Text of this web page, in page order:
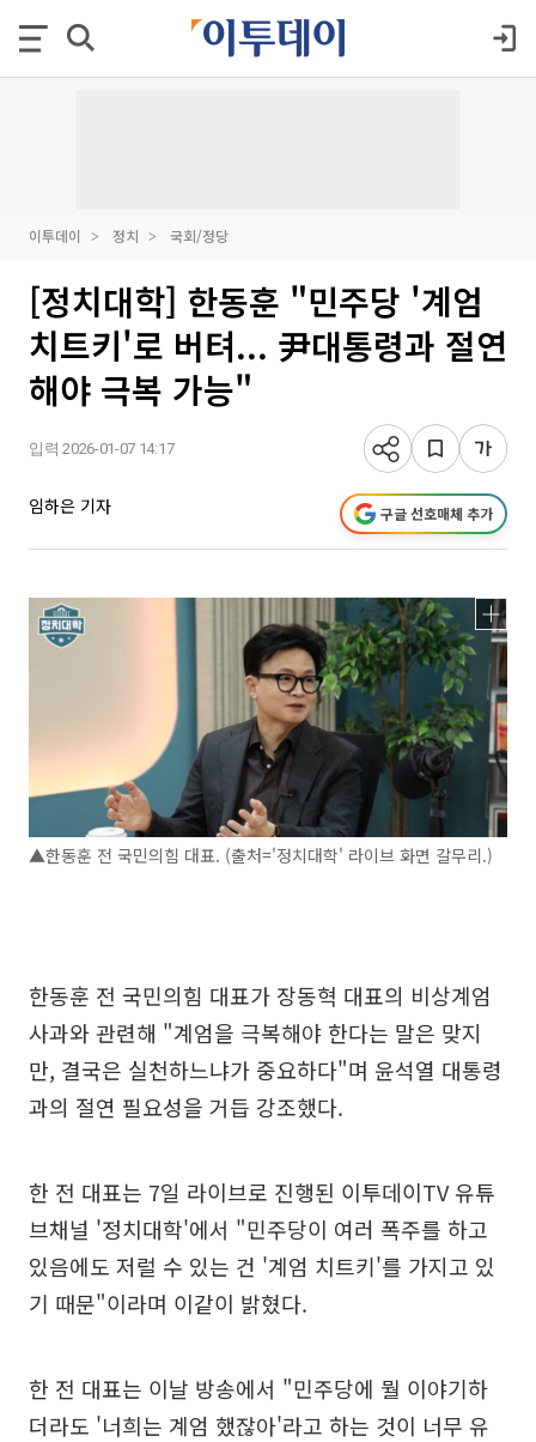
이투데이 정치 국회/정당
[정치대학] 한동훈 "민주당 '계엄
치트키'로 버텨... 尹대통령과 절연
해야 극복 가능"
입력 2026-01-07 14:17
임하은 기자 구글 선호매체 추가
▲한동훈 전 국민의힘 대표. (출처='정치대학' 라이브 화면 갈무리.)
한동훈 전 국민의힘 대표가 장동혁 대표의 비상계엄
사과와 관련해 "계엄을 극복해야 한다는 말은 맞지
만, 결국은 실천하느냐가 중요하다"며 윤석열 대통령
과의 절연 필요성을 거듭 강조했다.
한 전 대표는 7일 라이브로 진행된 이투데이TV 유튜
브채널 '정치대학'에서 "민주당이 여러 폭주를 하고
있음에도 저럴 수 있는 건 '계엄 치트키'를 가지고 있
기 때문"이라며 이같이 밝혔다.
한 전 대표는 이날 방송에서 "민주당에 뭘 이야기하
더라도 '너희는 계엄 했잖아'라고 하는 것이 너무 유